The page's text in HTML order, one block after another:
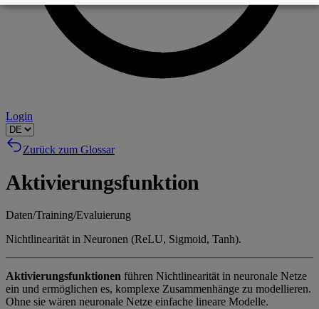
Login
Zurück zum Glossar
Aktivierungsfunktion
Daten/Training/Evaluierung
Nichtlinearität in Neuronen (ReLU, Sigmoid, Tanh).
Aktivierungsfunktionen führen Nichtlinearität in neuronale Netze
ein und ermöglichen es, komplexe Zusammenhänge zu modellieren.
Ohne sie wären neuronale Netze einfache lineare Modelle.